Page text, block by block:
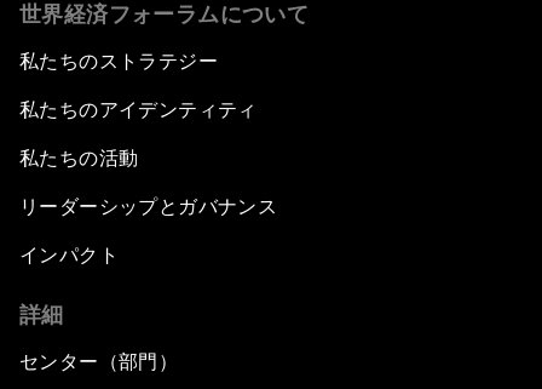
世界経済フォーラムについて
私たちのストラテジー
私たちのアイデンティティ
私たちの活動
リーダーシップとガバナンス
インパクト
詳細
センター（部門）